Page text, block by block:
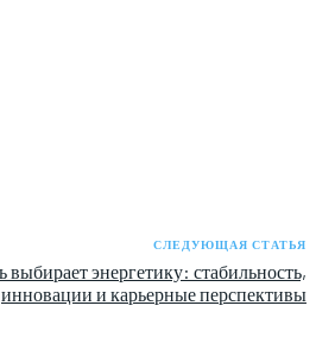
СЛЕДУЮЩАЯ СТАТЬЯ
выбирает энергетику: стабильность,
инновации и карьерные перспективы